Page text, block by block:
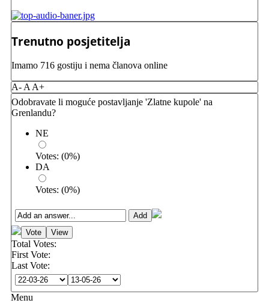
Trenutno posjetitelja
Imamo 716 gostiju i nema članova online
A- A A+
Odobravate li moguće postavljanje 'Zlatne kupole' na
Grenlandu?
NE
Votes: (0%)
DA
Votes: (0%)
Total Votes:
First Vote:
Last Vote:
Menu